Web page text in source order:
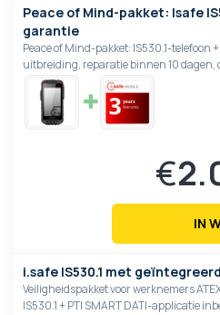
Peace of Mind-pakket: Isafe
garantie
Peace of Mind-pakket: IS530.1-telefoon
uitbreiding, reparatie binnen 10
€
IN
i.safe IS530.1 met
Veiligheidspakket voor werknemers
IS530.1 + PTI SMART DATI-applicatie